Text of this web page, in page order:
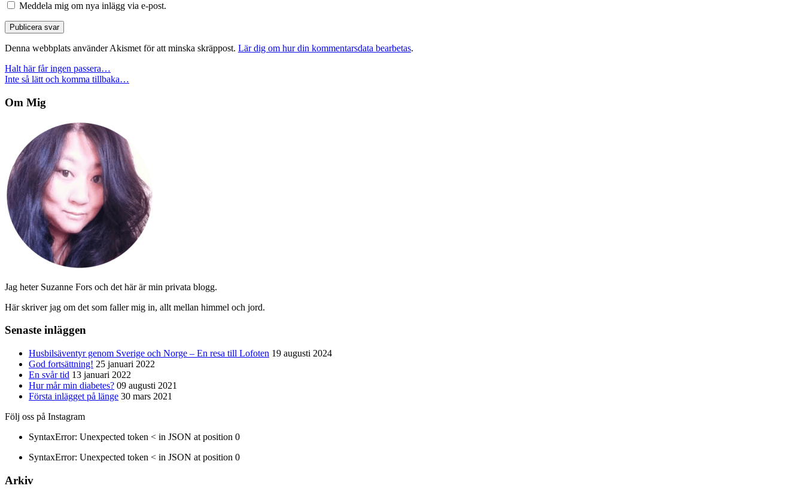
Meddela mig om nya inlägg via e-post.
Denna webbplats använder Akismet för att minska skräppost. Lär dig om hur din kommentarsdata bearbetas.
Inläggsnavigering
Halt här får ingen passera…
Inte så lätt och komma tillbaka…
Om Mig
Jag heter Suzanne Fors och det här är min privata blogg.
Här skriver jag om det som faller mig in, allt mellan himmel och jord.
Senaste inläggen
Husbilsäventyr genom Sverige och Norge – En resa till Lofoten 19 augusti 2024
God fortsättning! 25 januari 2022
En svår tid 13 januari 2022
Hur mår min diabetes? 09 augusti 2021
Första inlägget på länge 30 mars 2021
Följ oss på Instagram
SyntaxError: Unexpected token < in JSON at position 0
SyntaxError: Unexpected token < in JSON at position 0
Arkiv